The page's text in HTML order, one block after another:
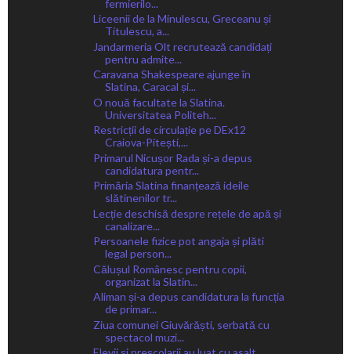
fermierilo...
Liceenii de la Minulescu, Greceanu și
Titulescu, a...
Jandarmeria Olt recrutează candidați
pentru admite...
Caravana Shakespeare ajunge în
Slatina, Caracal și...
O nouă facultate la Slatina.
Universitatea Politeh...
Restricții de circulație pe DEx12
Craiova-Pitești,...
Primarul Nicușor Rada și-a depus
candidatura pentr...
Primăria Slatina finanțează ideile
slătinenilor tr...
Lecție deschisă despre rețele de apă și
canalizare...
Persoanele fizice pot angaja și plăti
legal person...
Călușul Românesc pentru copii,
organizat la Slatin...
Aliman și-a depus candidatura la funcția
de primar...
Ziua comunei Giuvărăști, serbată cu
spectacol muzi...